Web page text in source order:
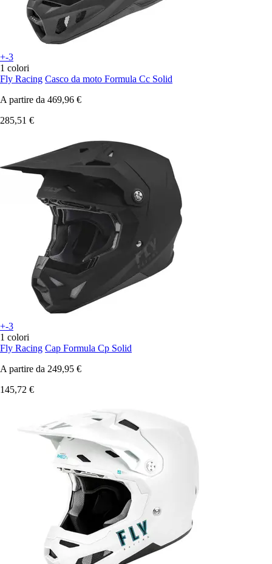
+-3
1 colori
Fly Racing Casco da moto Formula Cc Solid
A partire da 469,96 €
285,51 €
+-3
1 colori
Fly Racing Cap Formula Cp Solid
A partire da 249,95 €
145,72 €